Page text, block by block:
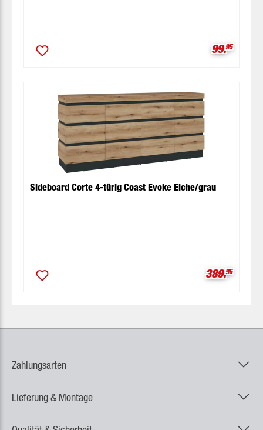
99.95
Sideboard Corte 4-türig Coast Evoke Eiche/grau
389.95
Zahlungsarten
Lieferung & Montage